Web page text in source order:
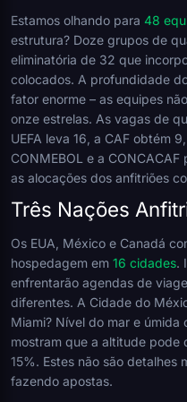
Estamos olhando para 48
estrutura? Doze grupos de
eliminatória de 32 que
colocados. A profundidade
fator enorme – as equipes
onze estrelas. As vagas de
UEFA leva 16, a CAF obtém
CONMEBOL e a
as alocações dos anfitriões
Três Nações
Os EUA, México e Canadá
hospedagem em 16 cidades.
enfrentarão agendas de
diferentes. A Cidade do
Miami? Nível do mar e úmida
mostram que a altitude pode
15%. Estes não são detalhes
fazendo apostas.